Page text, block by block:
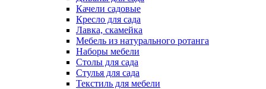
Качели садовые
Кресло для сада
Лавка, скамейка
Мебель из натурального ротанга
Наборы мебели
Столы для сада
Стулья для сада
Текстиль для мебели